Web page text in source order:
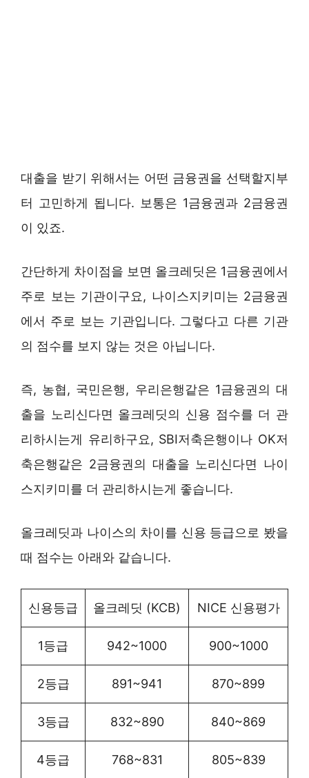
대출을 받기 위해서는 어떤 금융권을 선택할지부
터 고민하게 됩니다. 보통은 1금융권과 2금융권
이 있죠.
간단하게 차이점을 보면 올크레딧은 1금융권에서
주로 보는 기관이구요, 나이스지키미는 2금융권
에서 주로 보는 기관입니다. 그렇다고 다른 기관
의 점수를 보지 않는 것은 아닙니다.
즉, 농협, 국민은행, 우리은행같은 1금융권의 대
출을 노리신다면 올크레딧의 신용 점수를 더 관
리하시는게 유리하구요, SBI저축은행이나 OK저
축은행같은 2금융권의 대출을 노리신다면 나이
스지키미를 더 관리하시는게 좋습니다.
올크레딧과 나이스의 차이를 신용 등급으로 봤을
때 점수는 아래와 같습니다.
신용등급 올크레딧 (KCB) NICE 신용평가
1등급 942~1000 900~1000
2등급 891~941 870~899
3등급 832~890 840~869
4등급 768~831 805~839